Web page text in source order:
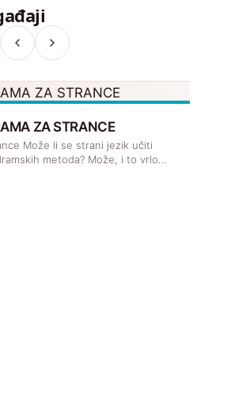
ZA STRANCE
Može li se strani jezik učiti
metoda? Može, i to vrlo…